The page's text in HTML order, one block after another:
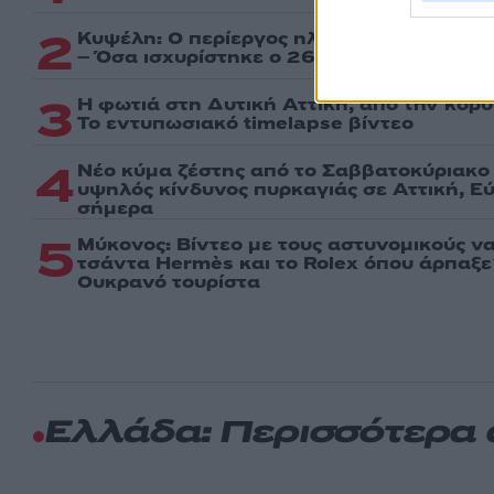
2 Κυψέλη: Ο περίεργος ηλικιωμένος και το
– Όσα ισχυρίστηκε ο 26χρονος για τον
3 Η φωτιά στη Δυτική Αττική, από την
Το εντυπωσιακό timelapse βίντεο
4 Νέο κύμα ζέστης από το
υψηλός κίνδυνος πυρκαγιάς σε Αττική,
σήμερα
5 Μύκονος: Βίντεο με τους αστυνομικούς
τσάντα Hermès και το Rolex όπου
Ουκρανό τουρίστα
Ελλάδα: Περισσότερα